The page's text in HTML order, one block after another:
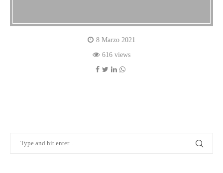
8 Marzo 2021
616 views